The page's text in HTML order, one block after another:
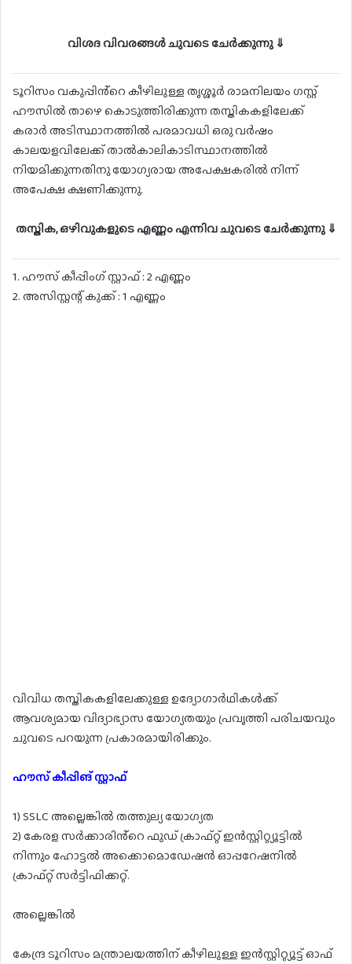
വിശദ വിവരങ്ങൾ ചുവടെ ചേർക്കുന്നു ⇓
ടൂറിസം വകുപ്പിൻ്റെ കീഴിലുള്ള തൃശ്ശൂർ രാമനിലയം ഗസ്റ്റ്
ഹൗസിൽ താഴെ കൊടുത്തിരിക്കുന്ന തസ്തികകളിലേക്ക്
കരാർ അടിസ്ഥാനത്തിൽ പരമാവധി ഒരു വർഷം
കാലയളവിലേക്ക് താൽകാലികാടിസ്ഥാനത്തിൽ
നിയമിക്കുന്നതിനു യോഗ്യരായ അപേക്ഷകരിൽ നിന്ന്
അപേക്ഷ ക്ഷണിക്കുന്നു.
തസ്തിക, ഒഴിവുകളുടെ എണ്ണം എന്നിവ ചുവടെ ചേർക്കുന്നു ⇓
1. ഹൗസ് കീപ്പിംഗ് സ്റ്റാഫ് : 2 എണ്ണം
2. അസിസ്റ്റന്റ് കുക്ക് : 1 എണ്ണം
വിവിധ തസ്തികകളിലേക്കുള്ള ഉദ്യോഗാർഥികൾക്ക്
ആവശ്യമായ വിദ്യാഭ്യാസ യോഗ്യതയും പ്രവൃത്തി പരിചയവും
ചുവടെ പറയുന്ന പ്രകാരമായിരിക്കും.
ഹൗസ് കീപ്പിങ് സ്റ്റാഫ്
1) SSLC അല്ലെങ്കിൽ തത്തുല്യ യോഗ്യത
2) കേരള സർക്കാരിൻ്റെ ഫുഡ് ക്രാഫ്റ്റ് ഇൻസ്റ്റിറ്റ്യൂട്ടിൽ
നിന്നും ഹോട്ടൽ അക്കൊമൊഡേഷൻ ഓപ്പറേഷനിൽ
ക്രാഫ്റ്റ് സർട്ടിഫിക്കറ്റ്.
അല്ലെങ്കിൽ
കേന്ദ്ര ടൂറിസം മന്ത്രാലയത്തിന് കീഴിലുള്ള ഇൻസ്റ്റിറ്റ്യൂട്ട് ഓഫ്